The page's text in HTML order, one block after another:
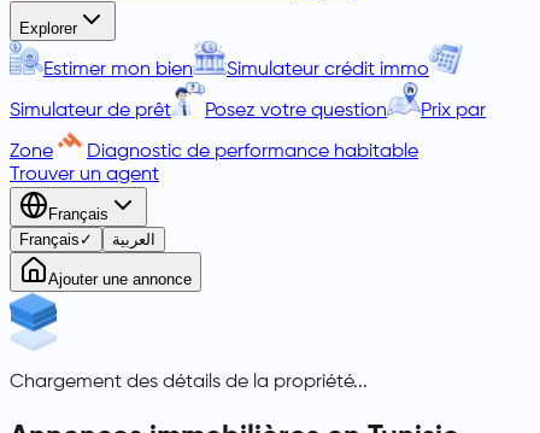
Explorer
Estimer mon bien Simulateur crédit immo
Simulateur de prêt Posez votre question Prix par
Zone
Diagnostic de performance habitable
Trouver un agent
Français
Français ✓ العربية
Ajouter une annonce
Chargement des détails de la propriété...